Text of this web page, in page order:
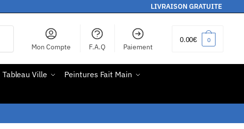
LIVRAISON GRATUITE
Mon Compte F.A.Q Paiement
0.00€ 0
Tableau Ville
Peintures Fait Main